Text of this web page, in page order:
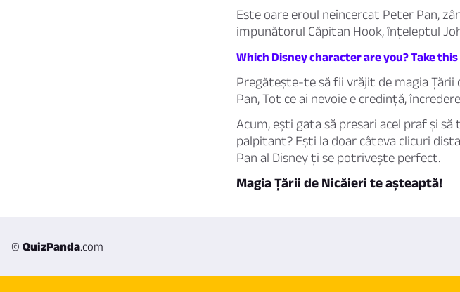
Este oare eroul neîncercat Peter Pan,
impunătorul Căpitan Hook, înțeleptul
Which Disney character are you? Take
Pregătește-te să fii vrăjit de magia Țării
Pan,Tot ce ai nevoie e credință,
Acum, ești gata să presari acel praf și
palpitant? Ești la doar câteva clicuri
Pan al Disney ți se potrivește perfect.
Magia Țării de Nicăieri te așteaptă!
© QuizPanda.com